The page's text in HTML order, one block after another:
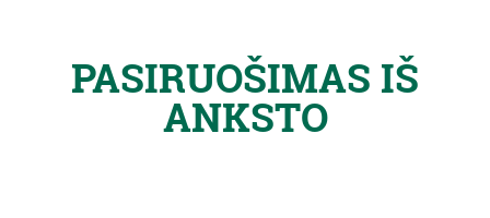
PASIRUOŠIMAS IŠ
ANKSTO